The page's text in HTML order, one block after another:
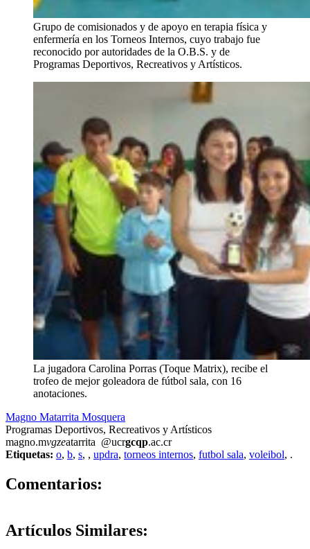
Grupo de comisionados y de apoyo en terapia física y
enfermería en los Torneos Internos, cuyo trabajo fue
reconocido por autoridades de la O.B.S. y de
Programas Deportivos, Recreativos y Artísticos.
La jugadora Carolina Porras (Toque Matrix), recibe el
trofeo de mejor goleadora de fútbol sala, con 16
anotaciones.
Magno Matarrita Mosquera
Programas Deportivos, Recreativos y Artísticos
magno.mvgzeatarrita @ucrgcqp.ac.cr
Etiquetas: o, b, s, , updra, torneos internos, futbol sala, voleibol, .
Comentarios:
Artículos Similares: